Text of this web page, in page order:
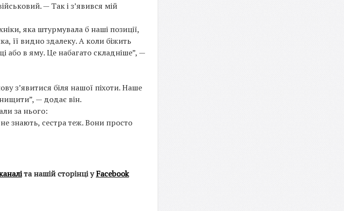
— Так і з’явився мій
яка штурмувала б наші позиції,
її видно здалеку. А коли біжить
або в яму. Це набагато складніше”, —
з’явитися біля нашої піхоти. Наше
— додає він.
за нього:
знають, сестра теж. Вони просто
та нашій сторінці уFacebook